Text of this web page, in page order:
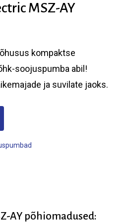
MSZ-AY
kompaktse
soojuspumba abil!
ja suvilate jaoks.
AY põhiomadused: